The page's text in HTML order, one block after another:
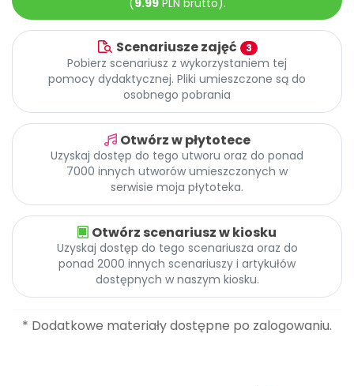
Archiwalne numery
Promocje
Scenariusze zajęć 3
Pobierz scenariusz z wykorzystaniem tej
pomocy dydaktycznej. Pliki umieszczone są do
osobnego pobrania
Otwórz w płytotece
Uzyskaj dostęp do tego utworu oraz do ponad
7000 innych utworów umieszczonych w
serwisie moja płytoteka.
Otwórz scenariusz w kiosku
Uzyskaj dostęp do tego scenariusza oraz do
ponad 2000 innych scenariuszy i artykułów
dostępnych w naszym kiosku.
* Dodatkowe materiały dostępne po zalogowaniu.